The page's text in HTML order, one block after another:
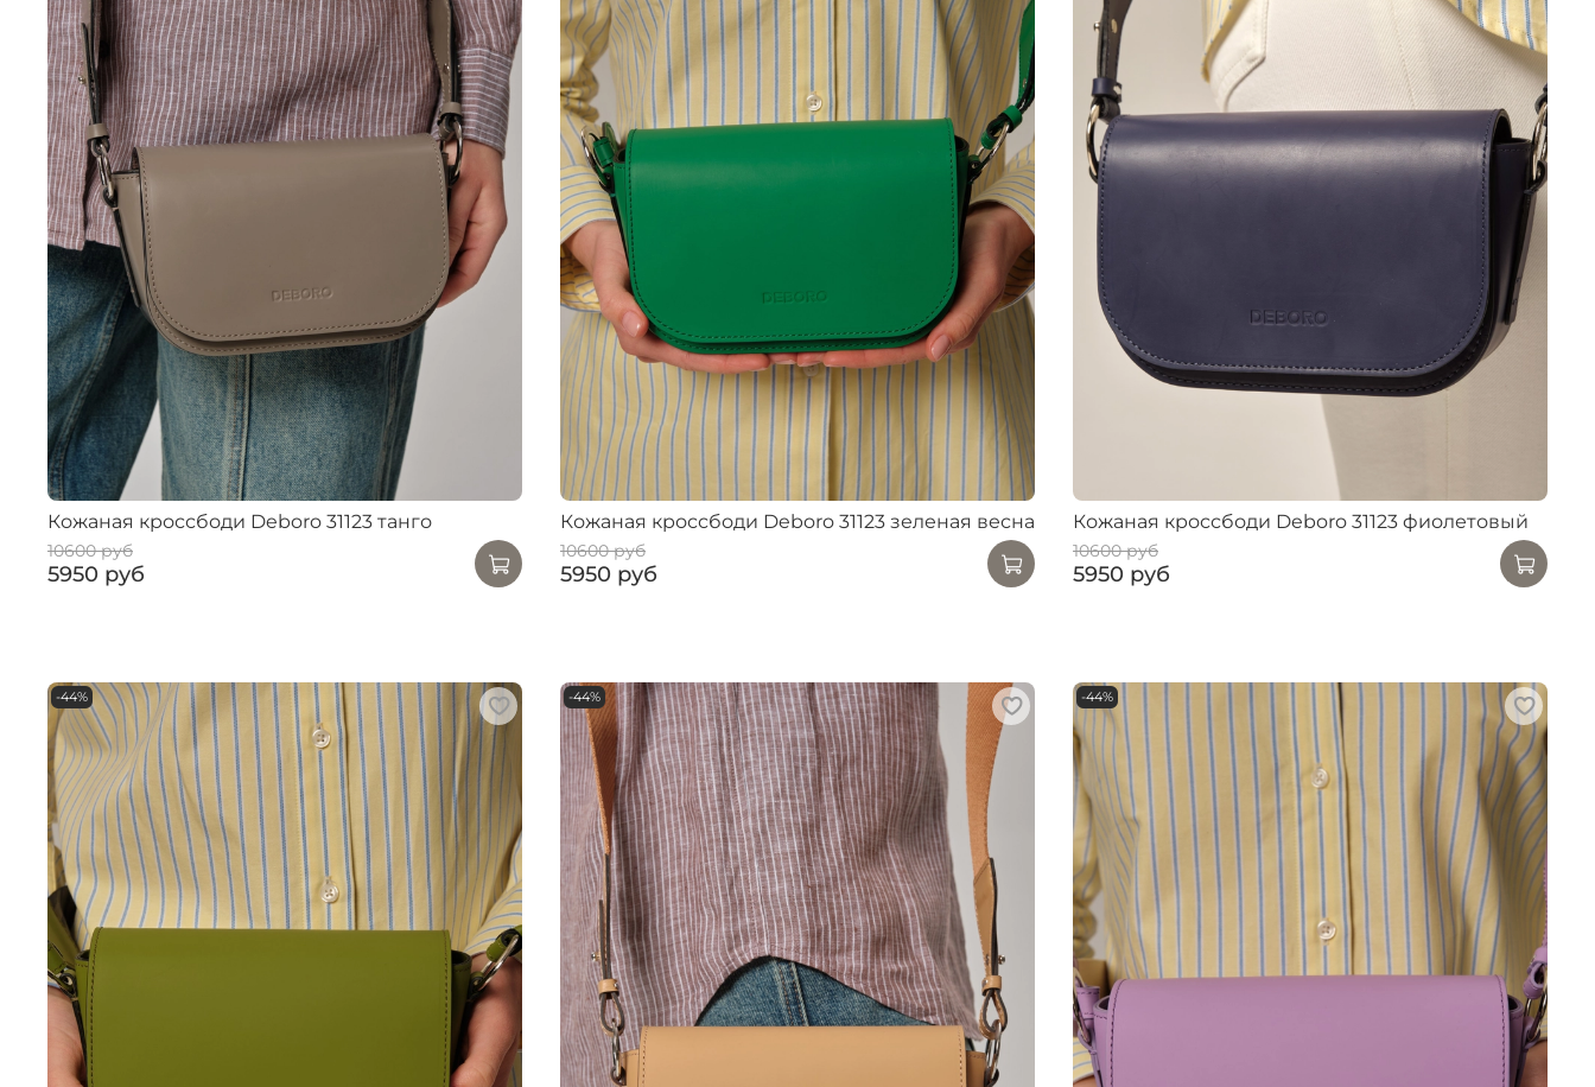
Кожаная кроссбоди Deboro 31123 танго
10600 руб
5950 руб
Кожаная кроссбоди Deboro 31123 зеленая весна
10600 руб
5950 руб
Кожаная кроссбоди Deboro 31123 фиолетовый
10600 руб
5950 руб
-44% -44% -44%